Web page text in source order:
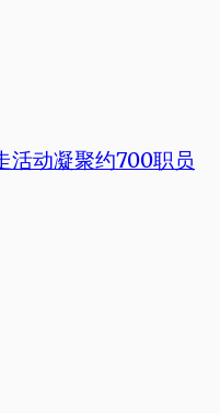
动凝聚约700职员